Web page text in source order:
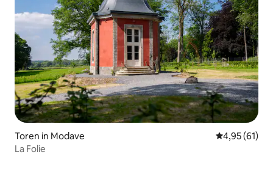
Toren in Modave Gemiddelde
4,95 (61)
La Folie